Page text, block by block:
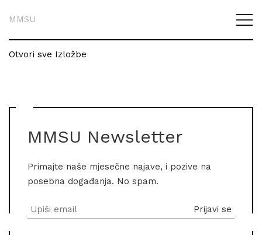
MMSU
Otvori sve Izložbe
MMSU Newsletter
Primajte naše mjesečne najave, i pozive na
posebna događanja. No spam.